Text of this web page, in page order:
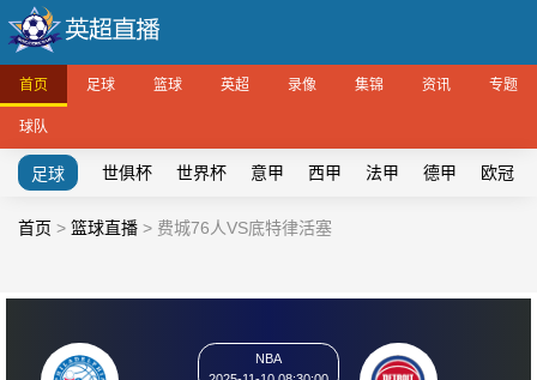
首页 足球 篮球 英超 录像 集锦 资讯 专题
球队
足球 世俱杯 世界杯 意甲 西甲 法甲 德甲 欧冠
首页 > 篮球直播 > 费城76人VS底特律活塞